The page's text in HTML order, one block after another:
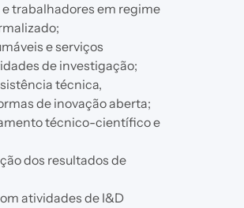
trabalhadores em regime
e serviços
de investigação;
técnica,
de inovação aberta;
técnico-científico e
dos resultados de
atividades de I&D